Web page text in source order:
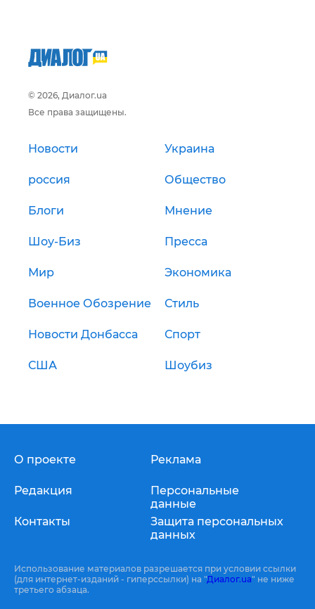
© 2026, Диалог.ua
Все права защищены.
Новости Украина
россия Общество
Блоги Мнение
Шоу-Биз Пресса
Мир Экономика
Военное Обозрение Стиль
Новости Донбасса Спорт
США Шоубиз
О проекте
Редакция
Контакты
Реклама
Персональные
данные
Защита персональных
данных
Использование материалов разрешается при условии ссылки
(для интернет-изданий - гиперссылки) на "Диалог.ua" не ниже
третьего абзаца.